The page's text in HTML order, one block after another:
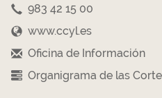
983 42 15 00
www.ccyl.es
Oficina de Información
Organigrama de las